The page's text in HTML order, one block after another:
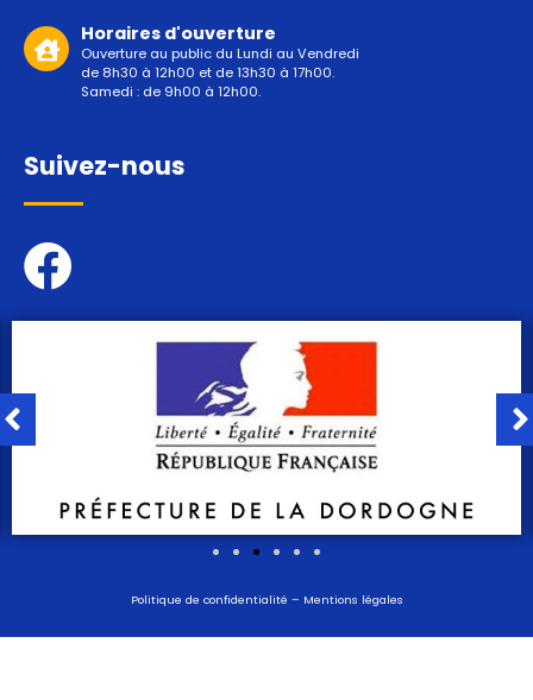
Horaires d'ouverture
Ouverture au public du Lundi au Vendredi
de 8h30 à 12h00 et de 13h30 à 17h00.
Samedi : de 9h00 à 12h00.
Suivez-nous
Politique de confidentialité – Mentions légales